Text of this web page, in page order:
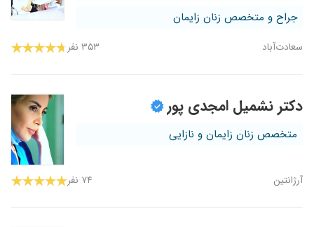
جراح و متخصص زنان زایمان
سعادت‌آباد ۳۵۳ نفر
دکتر نشمیل امجدی پور
متخصص زنان زایمان و نازایی
آرژانتین ۷۴ نفر